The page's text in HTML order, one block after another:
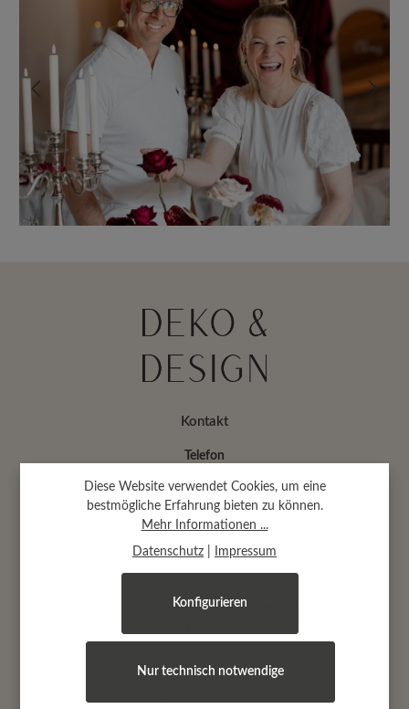
Kontakt
Telefon
+ 49 (0) 7134 9180182
Mail
info@dekoanddesign.de
Abtsäckerstr. 30 · 74189 Weinsberg
Diese Website verwendet Cookies, um eine
bestmögliche Erfahrung bieten zu können.
Mehr Informationen ...
Datenschutz Impressum
Nur technisch notwendige
Konfigurieren